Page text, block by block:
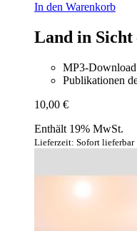
In den Warenkorb
Land in
MP3-Download
Publikationen
10,00 €
Enthält 19% MwSt.
Lieferzeit: Sofort lieferbar